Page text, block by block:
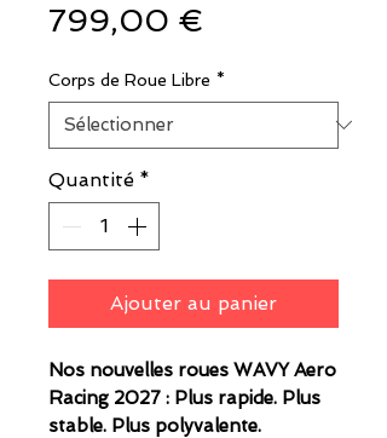
799,00 €
Corps de Roue Libre *
Quantité *
Ajouter au panier
Nos nouvelles roues WAVY Aero
Racing 2027 : Plus rapide. Plus
stable. Plus polyvalente.